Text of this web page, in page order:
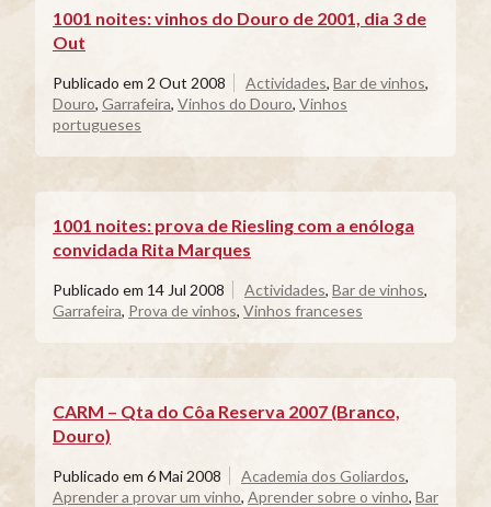
1001 noites: vinhos do Douro de 2001, dia 3 de
Out
Publicado em 2 Out 2008 Actividades, Bar de vinhos,
Douro, Garrafeira, Vinhos do Douro, Vinhos
portugueses
1001 noites: prova de Riesling com a enóloga
convidada Rita Marques
Publicado em 14 Jul 2008 Actividades, Bar de vinhos,
Garrafeira, Prova de vinhos, Vinhos franceses
CARM – Qta do Côa Reserva 2007 (Branco,
Douro)
Publicado em 6 Mai 2008 Academia dos Goliardos,
Aprender a provar um vinho, Aprender sobre o vinho, Bar